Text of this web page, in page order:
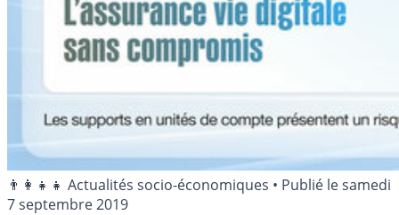
👨‍👩‍👧‍👧 Actualités socio-économiques • Publié lesamedi
7 septembre 2019